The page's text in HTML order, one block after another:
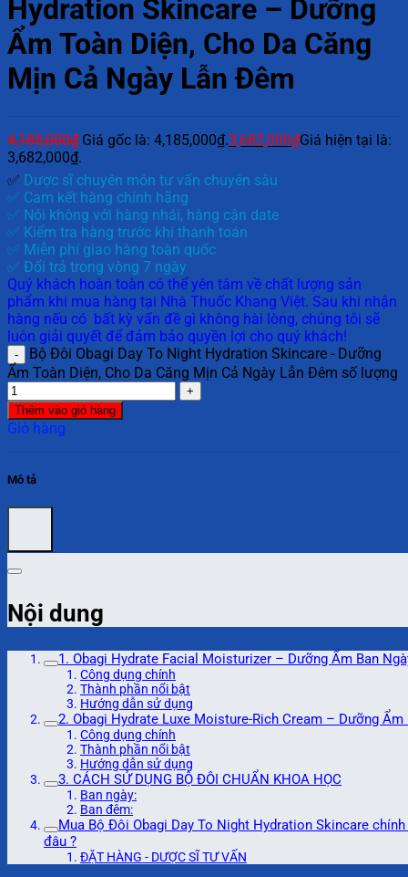
Hydration Skincare – Dưỡng
Ẩm Toàn Diện, Cho Da Căng
Mịn Cả Ngày Lẫn Đêm
4,185,000₫ Giá gốc là: 4,185,000₫.3,682,000₫Giá hiện tại là:
3,682,000₫.
✅ Dược sĩ chuyên môn tư vấn chuyên sâu
✅ Cam kết hàng chính hãng
✅ Nói không với hàng nhái, hàng cận date
✅ Kiểm tra hàng trước khi thanh toán
✅ Miễn phí giao hàng toàn quốc
✅ Đổi trả trong vòng 7 ngày
Quý khách hoàn toàn có thể yên tâm về chất lượng sản
phẩm khi mua hàng tại Nhà Thuốc Khang Việt. Sau khi nhận
hàng nếu có bất kỳ vấn đề gì không hài lòng, chúng tôi sẽ
luôn giải quyết để đảm bảo quyền lợi cho quý khách!
Bộ Đôi Obagi Day To Night Hydration Skincare - Dưỡng
Ẩm Toàn Diện, Cho Da Căng Mịn Cả Ngày Lẫn Đêm số lượng
Thêm vào giỏ hàng
Giỏ hàng
Mô tả
Nội dung
1. Obagi Hydrate Facial Moisturizer – Dưỡng Ẩm Ban
Công dụng chính
Thành phần nổi bật
Hướng dẫn sử dụng
2. Obagi Hydrate Luxe Moisture-Rich Cream – Dưỡng Ẩm
Công dụng chính
Thành phần nổi bật
Hướng dẫn sử dụng
3. CÁCH SỬ DỤNG BỘ ĐÔI CHUẨN KHOA HỌC
Ban ngày:
Ban đêm:
Mua Bộ Đôi Obagi Day To Night Hydration Skincare
đâu ?
ĐẶT HÀNG - DƯỢC SĨ TƯ VẤN